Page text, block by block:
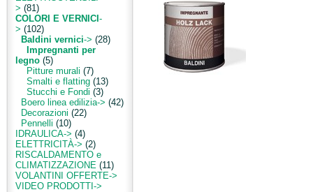
> (81)
COLORI E VERNICI -
> (102)
Baldini vernici-> (28)
Impregnanti per
legno (5)
Pitture murali (7)
Smalti e flatting (13)
Stucchi e Fondi (3)
Boero linea edilizia-> (42)
Decorazioni (22)
Pennelli (10)
IDRAULICA-> (4)
ELETTRICITÀ-> (2)
RISCALDAMENTO e
CLIMATIZZAZIONE (11)
VOLANTINI OFFERTE->
VIDEO PRODOTTI->